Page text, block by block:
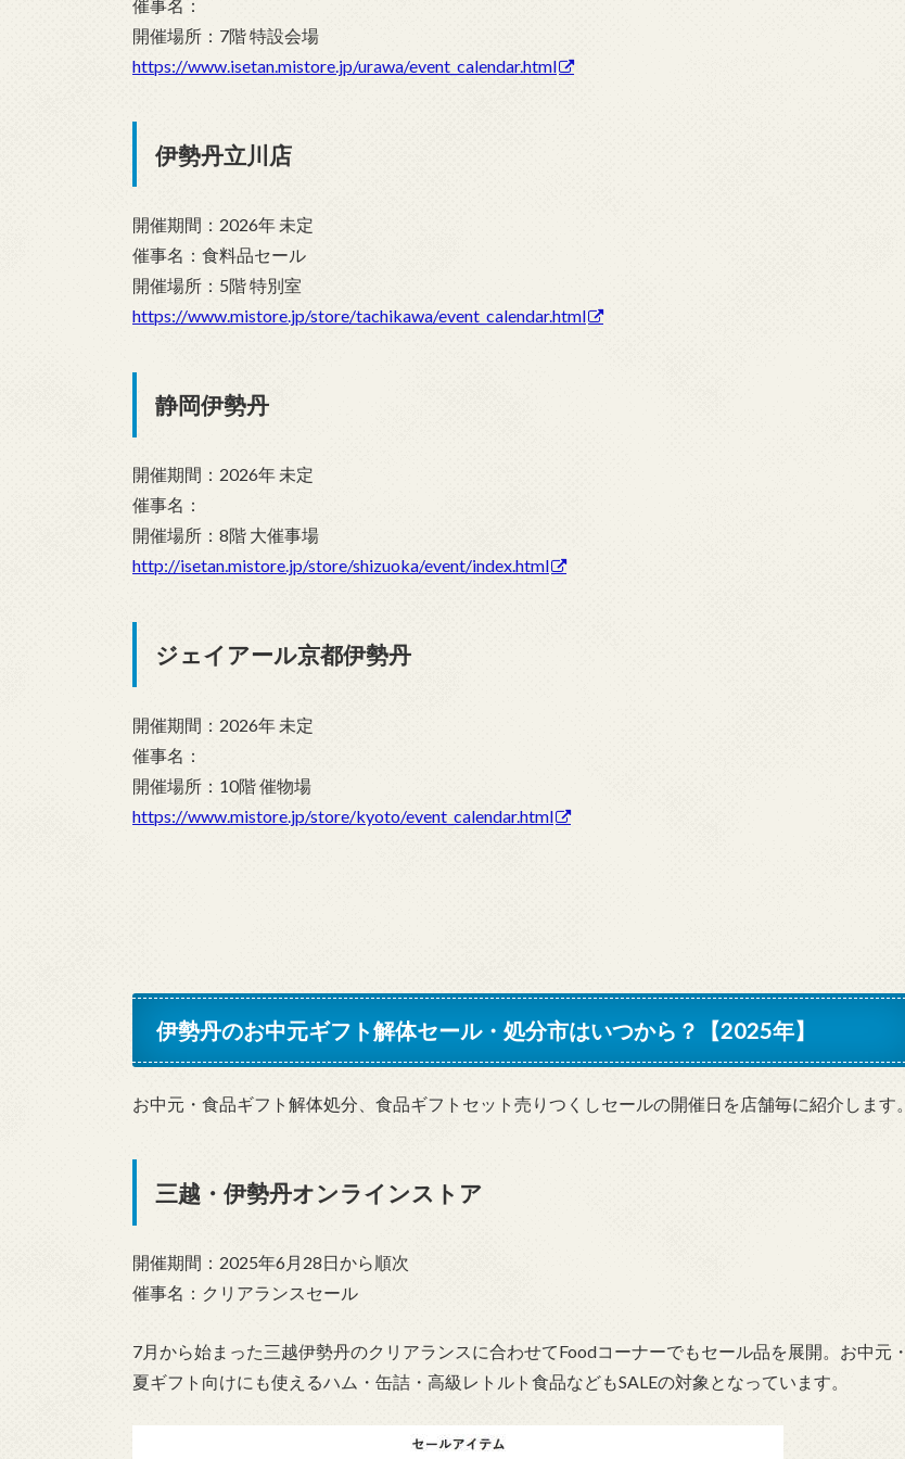
催事名：
開催場所：7階 特設会場
https://www.isetan.mistore.jp/urawa/event_calendar.html
伊勢丹立川店
開催期間：2026年 未定
催事名：食料品セール
開催場所：5階 特別室
https://www.mistore.jp/store/tachikawa/event_calendar.html
静岡伊勢丹
開催期間：2026年 未定
催事名：
開催場所：8階 大催事場
http://isetan.mistore.jp/store/shizuoka/event/index.html
ジェイアール京都伊勢丹
開催期間：2026年 未定
催事名：
開催場所：10階 催物場
https://www.mistore.jp/store/kyoto/event_calendar.html
伊勢丹のお中元ギフト解体セール・処分市はいつから？【2025年】
お中元・食品ギフト解体処分、食品ギフトセット売りつくしセールの開催日を店舗毎に紹介します。
三越・伊勢丹オンラインストア
開催期間：2025年6月28日から順次
催事名：クリアランスセール
7月から始まった三越伊勢丹のクリアランスに合わせてFoodコーナーでもセール品を展開。お中元・
夏ギフト向けにも使えるハム・缶詰・高級レトルト食品などもSALEの対象となっています。